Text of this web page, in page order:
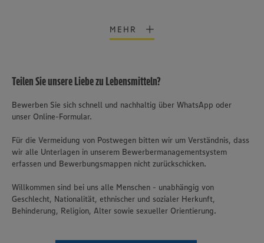
MEHR
Teilen Sie unsere Liebe zu Lebensmitteln?
Bewerben Sie sich schnell und nachhaltig über WhatsApp oder
unser Online-Formular.
Für die Vermeidung von Postwegen bitten wir um Verständnis, dass
wir alle Unterlagen in unserem Bewerbermanagementsystem
erfassen und Bewerbungsmappen nicht zurückschicken.
Willkommen sind bei uns alle Menschen - unabhängig von
Geschlecht, Nationalität, ethnischer und sozialer Herkunft,
Behinderung, Religion, Alter sowie sexueller Orientierung.